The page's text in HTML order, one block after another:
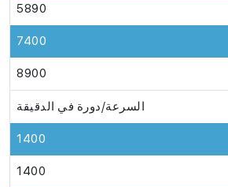
5890
7400
8900
السرعة/دورة في الدقيقة
1400
1400